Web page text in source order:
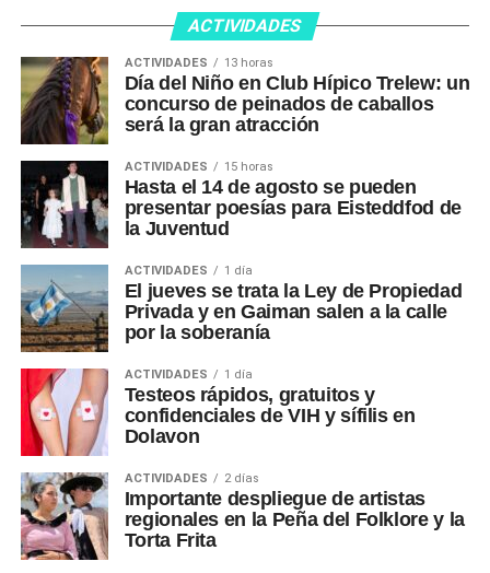
ACTIVIDADES
ACTIVIDADES 13 horas
Día del Niño en Club Hípico Trelew: un
concurso de peinados de caballos
será la gran atracción
ACTIVIDADES 15 horas
Hasta el 14 de agosto se pueden
presentar poesías para Eisteddfod de
la Juventud
ACTIVIDADES 1 día
El jueves se trata la Ley de Propiedad
Privada y en Gaiman salen a la calle
por la soberanía
ACTIVIDADES 1 día
Testeos rápidos, gratuitos y
confidenciales de VIH y sífilis en
Dolavon
ACTIVIDADES 2 días
Importante despliegue de artistas
regionales en la Peña del Folklore y la
Torta Frita